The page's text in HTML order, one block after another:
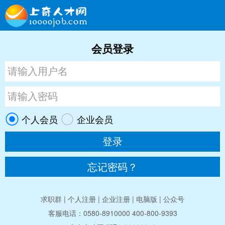
会员登录
个人会员 企业会员
忘记密码？
求职群 | 个人注册 | 企业注册 | 电脑版 | 公众号
客服电话：0580-8910000 400-800-9393